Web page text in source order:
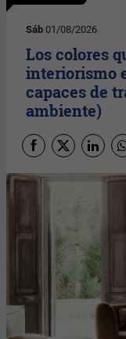
Sáb 01/08/2026
Los colores
interiorismo
capaces de
ambiente)